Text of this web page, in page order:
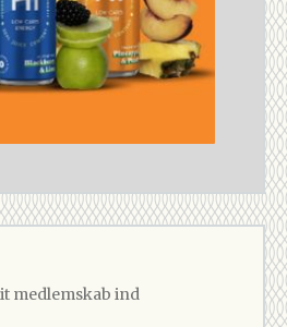
medlemskab ind